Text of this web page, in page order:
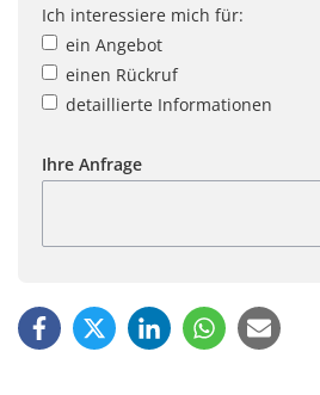
Ich interessiere mich für:
ein Angebot
einen Rückruf
detaillierte Informationen
Ihre Anfrage